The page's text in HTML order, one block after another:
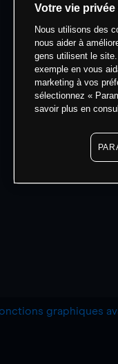
graphiques
Votre vie
Nous utilisons des
nous aider à
gens utilisent le
exemple en vous
marketing à vos
sélectionnez «
savoir plus en